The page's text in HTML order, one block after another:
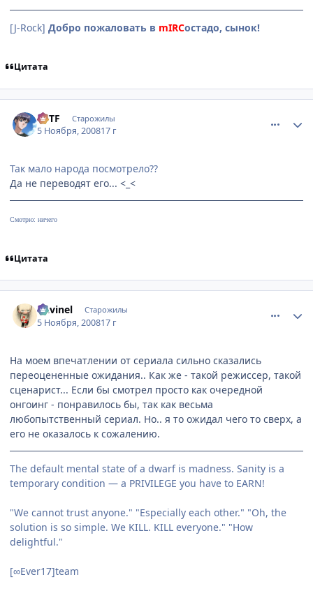
[J-Rock] Добро пожаловать в mIRCостадо, сынок!
Цитата
BTTF Старожилы
5 Ноября, 200817 г
Так мало народа посмотрело??
Да не переводят его... <_<
Смотрю: ничего
Цитата
Davinel Старожилы
5 Ноября, 200817 г
На моем впечатлении от сериала сильно сказались
переоцененные ожидания.. Как же - такой режиссер, такой
сценарист... Если бы смотрел просто как очередной
онгоинг - понравилось бы, так как весьма
любопытственный сериал. Но.. я то ожидал чего то сверх, а
его не оказалось к сожалению.
The default mental state of a dwarf is madness. Sanity is a
temporary condition — a PRIVILEGE you have to EARN!
"We cannot trust anyone." "Especially each other." "Oh, the
solution is so simple. We KILL. KILL everyone." "How
delightful."
[∞Ever17]team